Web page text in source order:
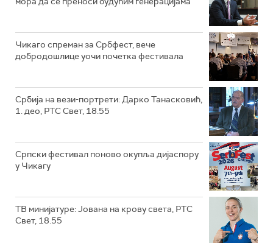
Чикаго спреман за Србфест, вече
добродошлице уочи почетка фестивала
Србија на вези-портрети: Дарко Танасковић,
1. део, РТС Свет, 18.55
Српски фестивал поново окупља дијаспору
у Чикагу
ТВ минијатуре: Јована на крову света, РТС
Свет, 18.55